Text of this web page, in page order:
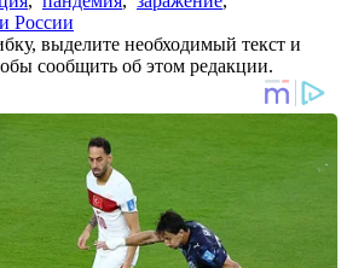
России
выделите необходимый текст и
сообщить об этом редакции.